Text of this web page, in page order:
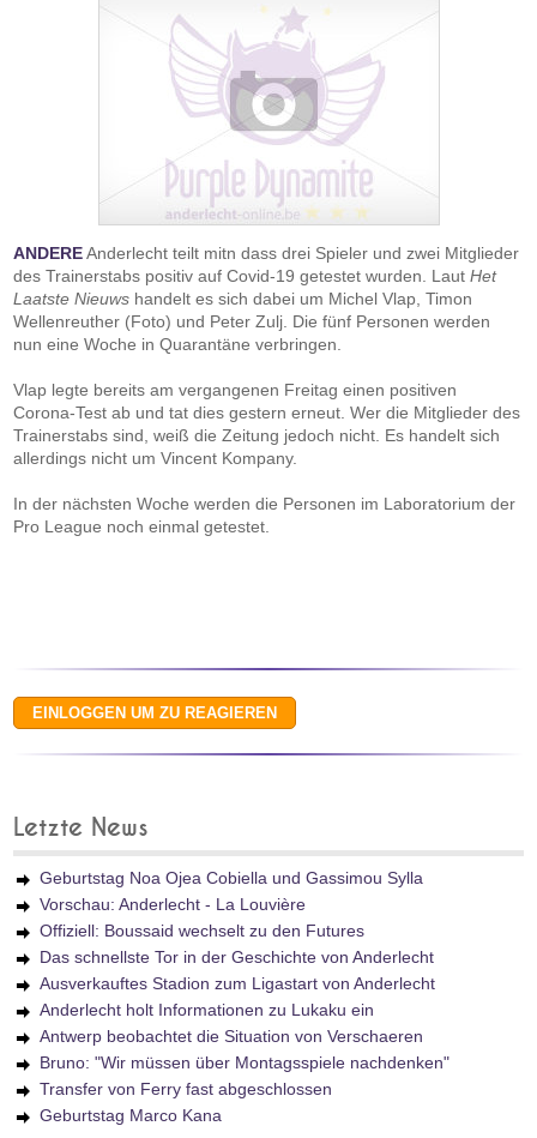
ANDEREAnderlecht teilt mitn dass drei Spieler und zwei Mitglieder
des Trainerstabs positiv auf Covid-19 getestet wurden. LautHet
Laatste Nieuws handelt es sich dabei um Michel Vlap, Timon
Wellenreuther (Foto) und Peter Zulj. Die fünf Personen werden
nun eine Woche in Quarantäne verbringen.
Vlap legte bereits am vergangenen Freitag einen positiven
Corona-Test ab und tat dies gestern erneut. Wer die Mitglieder des
Trainerstabs sind, weiß die Zeitung jedoch nicht. Es handelt sich
allerdings nicht um Vincent Kompany.
In der nächsten Woche werden die Personen im Laboratorium der
Pro League noch einmal getestet.
Letzte News
Geburtstag Noa Ojea Cobiella und Gassimou Sylla
Vorschau: Anderlecht - La Louvière
Offiziell: Boussaid wechselt zu den Futures
Das schnellste Tor in der Geschichte von Anderlecht
Ausverkauftes Stadion zum Ligastart von Anderlecht
Anderlecht holt Informationen zu Lukaku ein
Antwerp beobachtet die Situation von Verschaeren
Bruno: "Wir müssen über Montagsspiele nachdenken"
Transfer von Ferry fast abgeschlossen
Geburtstag Marco Kana